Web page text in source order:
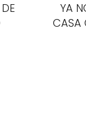
YA
CASA